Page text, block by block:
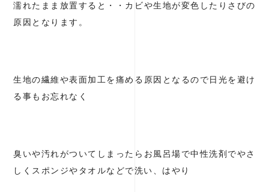
濡れたまま放置すると・・カビや生地が変色したりさびの
原因となります。
生地の繊維や表面加工を痛める原因となるので日光を避け
る事もお忘れなく
臭いや汚れがついてしまったらお風呂場で中性洗剤でやさ
しくスポンジやタオルなどで洗い、はやり